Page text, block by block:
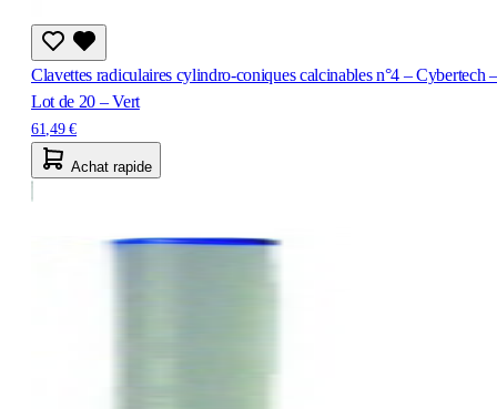
Clavettes radiculaires cylindro-coniques calcinables n°4 – Cybertech –
Lot de 20 – Vert
61,49 €
Achat rapide